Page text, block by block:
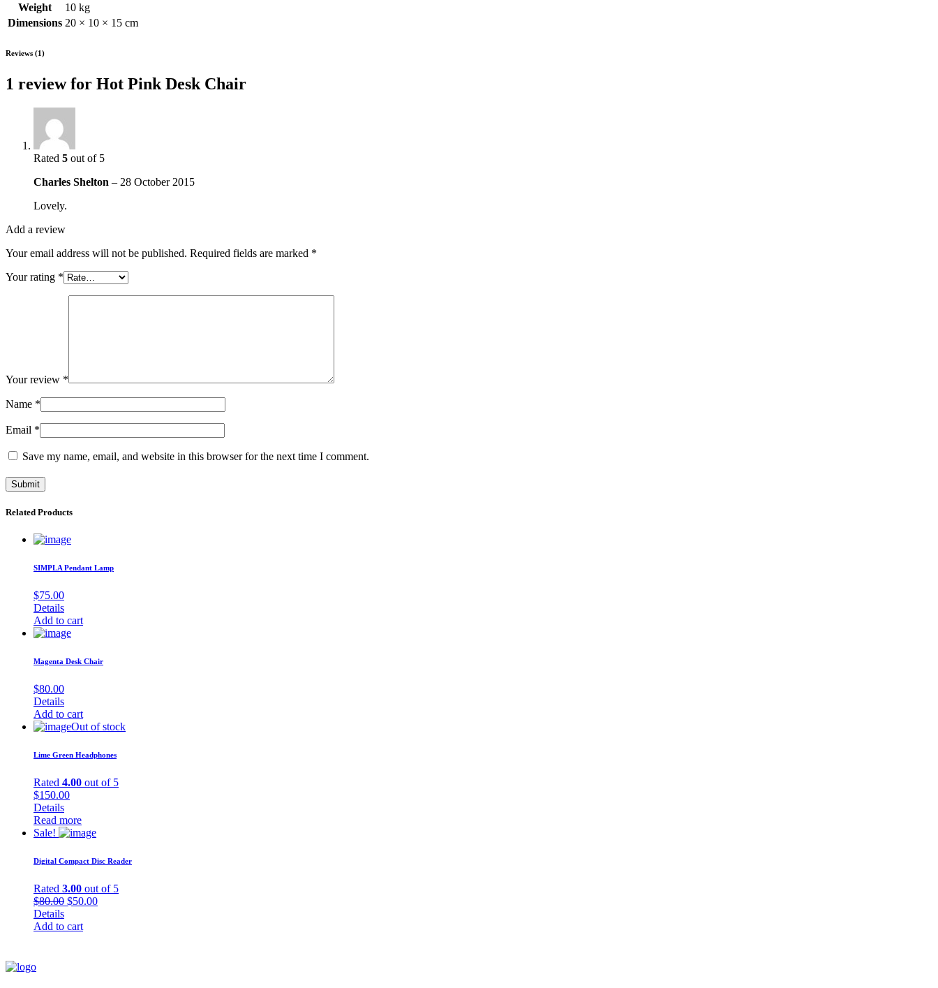
Weight
10 kg
Dimensions 20 × 10 × 15 cm
Reviews (1)
1 review for Hot Pink Desk Chair
Rated 5 out of 5
Charles Shelton – 28 October 2015
Lovely.
Add a review
Your email address will not be published. Required fields are marked *
Your rating *
Your review *
Name *
Email *
Save my name, email, and website in this browser for the next time I comment.
Related Products
SIMPLA Pendant Lamp
$75.00
Details
Add to cart
Magenta Desk Chair
$80.00
Details
Add to cart
Out of stock
Lime Green Headphones
Rated 4.00 out of 5
$150.00
Details
Read more
Sale!
Digital Compact Disc Reader
Rated 3.00 out of 5
$80.00 Original
was:
$50.00Current
Details
Add to cart